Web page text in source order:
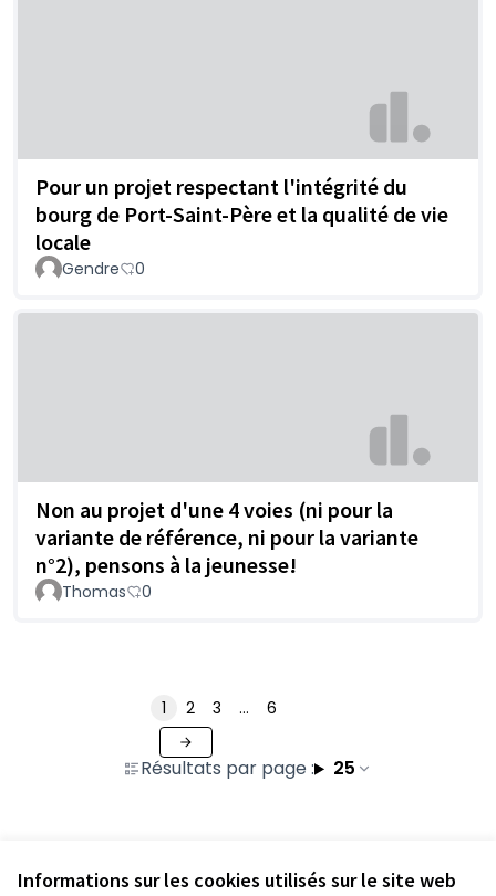
Informations sur les cookies utilisés sur le site web
Pour un projet respectant l'intégrité du
bourg de Port-Saint-Père et la qualité de vie
locale
Gendre 0
Non au projet d'une 4 voies (ni pour la
variante de référence, ni pour la variante
n°2), pensons à la jeunesse!
Thomas 0
Résultats par page : 25
1 2 3 … 6